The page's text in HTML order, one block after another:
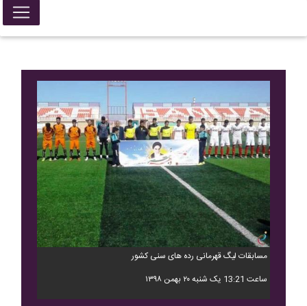
مسابقات لیگ قهرمانی رده های سنی کشور
ساعت 13:21 یک شنبه ۲۰ بهمن ۱۳۹۸